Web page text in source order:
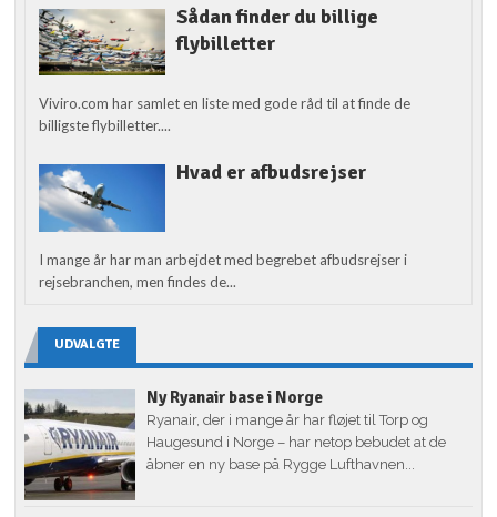
Sådan finder du billige
flybilletter
Viviro.com har samlet en liste med gode råd til at finde de
billigste flybilletter....
Hvad er afbudsrejser
I mange år har man arbejdet med begrebet afbudsrejser i
rejsebranchen, men findes de...
UDVALGTE
Ny Ryanair base i Norge
Ryanair, der i mange år har fløjet til Torp og
Haugesund i Norge – har netop bebudet at de
åbner en ny base på Rygge Lufthavnen...